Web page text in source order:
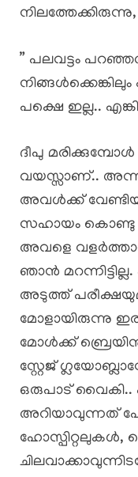
” പലവട്ടം
പക്ഷെ ഇല്ല..
ദീപു
വയസ്സാണ്..
അവൾക്ക്
സഹായം കൊണ്ടു
അവളെ
ഞാൻ
അടുത്ത്
മോളായിരുന്നു
മോൾക്ക്
സ്റ്റേജ്
ഒരുപാട് വൈകി..
അറിയാവുന്നത്
ഹോസ്പിറ്റലുകൾ,